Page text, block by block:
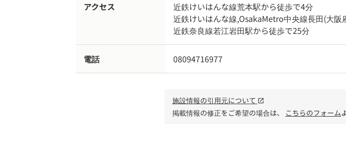
アクセス
近鉄けいはんな線荒本駅から徒歩で4分
近鉄けいはんな線,OsakaMetro中央線長田(大阪
近鉄奈良線若江岩田駅から徒歩で25分
電話 08094716977
施設情報の引用元について open_in_new
掲載情報の修正をご希望の場合は、 こちらのフォーム